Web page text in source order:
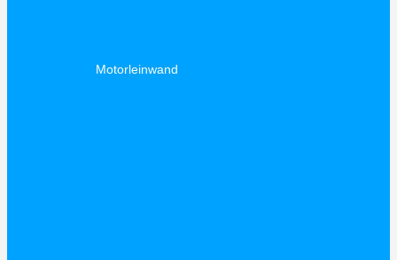
Motorleinwand